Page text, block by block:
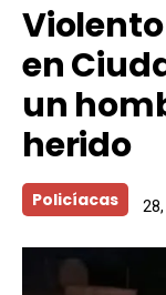
en
un
herido
Policíacas